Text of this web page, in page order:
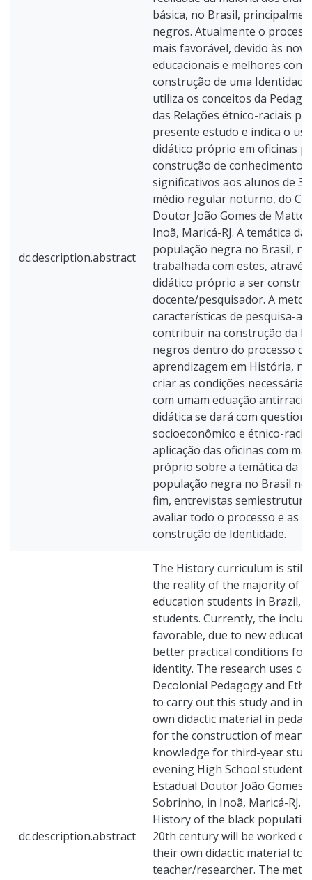
dc.description.abstract
básica, no Brasil,
negros. Atualmente o
mais favorável, devido às
educacionais e melhores
construção de uma
utiliza os conceitos da
das Relações étnico-raciais
presente estudo e indica o
didático próprio em oficinas
construção de
significativos aos alunos de
médio regular noturno, do
Doutor João Gomes de
Inoã, Maricá-RJ. A temática
população negra no Brasil, no
trabalhada com estes,
didático próprio a ser
docente/pesquisador. A
características de pesquisa-
contribuir na construção da
negros dentro do processo
aprendizagem em História,
criar as condições
com umam eduação
didática se dará com
socioeconômico e étnico-
aplicação das oficinas com
próprio sobre a temática da
população negra no Brasil no
fim, entrevistas
avaliar todo o processo e as
construção de Identidade.
dc.description.abstract
The History curriculum is still
the reality of the majority of
education students in Brazil,
students. Currently, the
favorable, due to new
better practical conditions for
identity. The research uses
Decolonial Pedagogy and
to carry out this study and
own didactic material in
for the construction of
knowledge for third-year
evening High School students
Estadual Doutor João Gomes
Sobrinho, in Inoã, Maricá-RJ.
History of the black
20th century will be worked
their own didactic material to
teacher/researcher. The